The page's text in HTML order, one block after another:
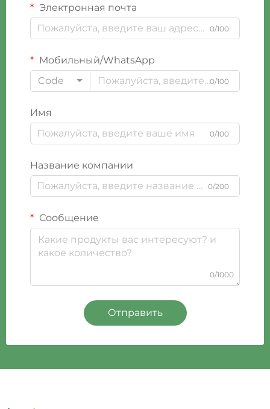
Электронная почта
0/100
Мобильный/WhatsApp
Code
0/100
Имя
0/100
Название компании
0/200
Сообщение
0/1000
Отправить